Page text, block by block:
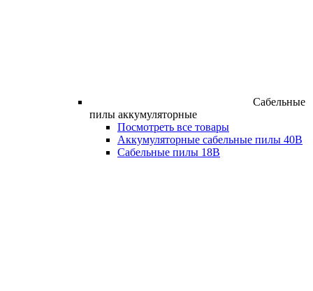
Сабельные
пилы аккумуляторные
Посмотреть все товары
Аккумуляторные сабельные пилы 40В
Сабельные пилы 18В